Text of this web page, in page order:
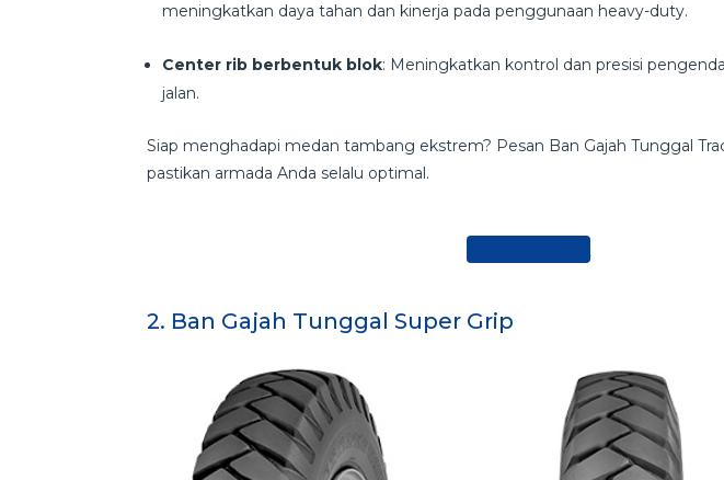
meningkatkan daya tahan dan kinerja pada penggunaan heavy-duty.
Center rib berbentuk blok: Meningkatkan kontrol dan presisi
jalan.
Siap menghadapi medan tambang ekstrem? Pesan Ban Gajah Tunggal
pastikan armada Anda selalu optimal.
2. Ban Gajah Tunggal Super Grip